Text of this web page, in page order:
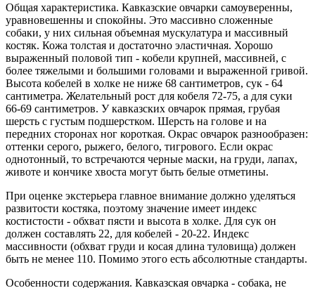
Общая характеристика. Кавказские овчарки самоуверенны,
уравновешенны и спокойны. Это массивно сложенные
собаки, у них сильная объемная мускулатура и массивный
костяк. Кожа толстая и достаточно эластичная. Хорошо
выраженный половой тип - кобели крупней, массивней, с
более тяжелыми и большими головами и выраженной гривой.
Высота кобелей в холке не ниже 68 сантиметров, сук - 64
сантиметра. Желательный рост для кобеля 72-75, а для суки
66-69 сантиметров. У кавказских овчарок прямая, грубая
шерсть с густым подшерстком. Шерсть на голове и на
передних сторонах ног короткая. Окрас овчарок разнообразен:
оттенки серого, рыжего, белого, тигрового. Если окрас
однотонный, то встречаются черные маски, на груди, лапах,
животе и кончике хвоста могут быть белые отметины.
При оценке экстерьера главное внимание должно уделяться
развитости костяка, поэтому значение имеет индекс
костистости - обхват пясти и высота в холке. Для сук он
должен составлять 22, для кобелей - 20-22. Индекс
массивности (обхват груди и косая длина туловища) должен
быть не менее 110. Помимо этого есть абсолютные стандарты.
Особенности содержания. Кавказская овчарка - собака, не